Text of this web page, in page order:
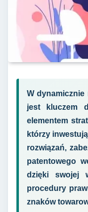
W dynamicznie
jest kluczem
elementem
którzy
rozwiązań,
patentowego
dzięki swojej
procedury
znaków